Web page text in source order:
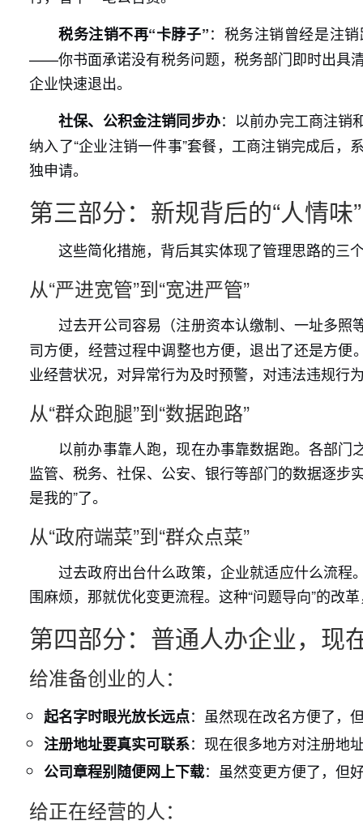
税务注销不再“卡脖子”：税务注销曾经是注
——你书面承诺没有税务问题，税务部门即时出具
企业快速退出。
社保、公积金注销同步办：以前办完工商注销
纳入了“企业注销一件事”套餐，工商注销完成后
独申请。
第三部分：新规背后的“人情味”
这些简化措施，背后其实体现了管理思路的三
从“严进宽管”到“宽进严管”
过去开公司容易（注册资本认缴制、一址多
司方便，经营过程中调整也方便，退出了还是方
业经营状况，对异常行为及时预警，对违法违规行
从“群众跑腿”到“数据跑路”
以前办事靠人跑，现在办事靠数据跑。各部
监管、税务、社保、公安、银行等部门的数据逐步
是我的”了。
从“政府端菜”到“群众点菜”
过去政府出台什么政策，企业就适应什么流
围麻烦，那就优化变更流程。这种“问题导向”的改
第四部分：普通人办企业，现
给准备创业的人：
起名字时眼光放长远点：虽然现在改名方便了，
注册地址要真实可联系：现在很多地方对注册地
公司章程别随便网上下载：虽然变更方便了，但
给正在经营的人：